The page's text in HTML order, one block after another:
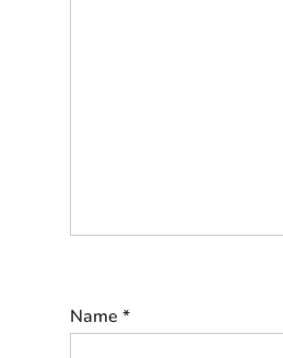
Name *